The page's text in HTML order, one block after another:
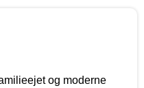
og moderne